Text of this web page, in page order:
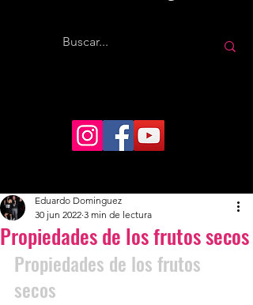
Propiedades de los frutos secos
Eduardo Dominguez
30 jun 2022 3 min de lectura
Propiedades de los frutos
secos